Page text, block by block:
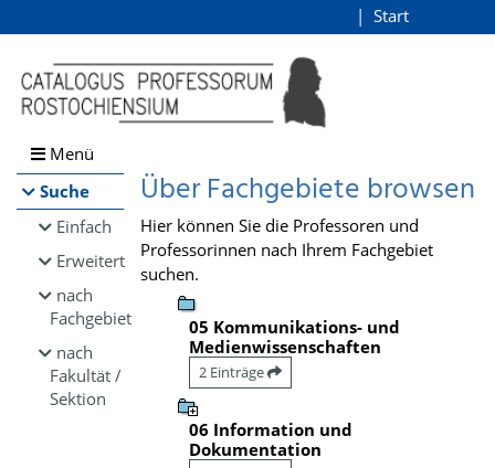
Browsen
direkt zum Inhalt
Start
Menü
Suche
Einfach
Erweitert
nach
Fachgebiet
nach
Fakultät /
Sektion
Über Fachgebiete browsen
Hier können Sie die Professoren und
Professorinnen nach Ihrem Fachgebiet
suchen.
05 Kommunikations- und
Medienwissenschaften
2 Einträge
06 Information und
Dokumentation